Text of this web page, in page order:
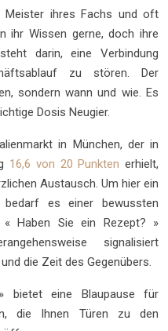
Meister ihres Fachs und oft
ihr Wissen gerne, doch ihre
darin, eine Verbindung
zu stören. Der
sondern wann und wie. Es
Dosis Neugier.
in München, der in
16,6 von 20 Punkten erhielt,
Austausch. Um hier ein
es einer bewussten
Haben Sie ein Rezept? »
signalisiert
die Zeit des Gegenübers.
bietet eine Blaupause für
die Ihnen Türen zu den